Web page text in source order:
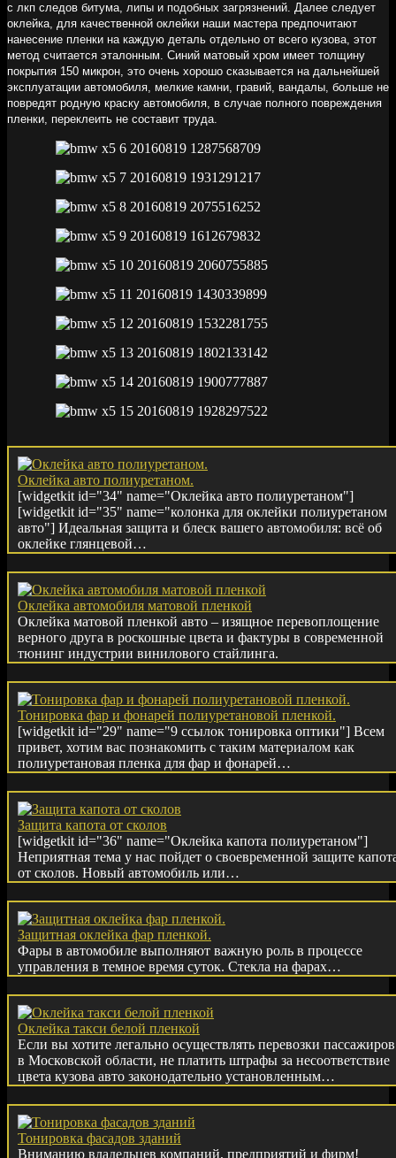
с лкп следов битума, липы и подобных загрязнений. Далее следует
оклейка, для качественной оклейки наши мастера предпочитают
нанесение пленки на каждую деталь отдельно от всего кузова, этот
метод считается эталонным. Синий матовый хром имеет толщину
покрытия 150 микрон, это очень хорошо сказывается на дальнейшей
эксплуатации автомобиля, мелкие камни, гравий, вандалы, больше не
повредят родную краску автомобиля, в случае полного повреждения
пленки, переклеить не составит труда.
Оклейка авто полиуретаном.
[widgetkit id="34" name="Оклейка авто полиуретаном"]
[widgetkit id="35" name="колонка для оклейки полиуретаном
авто"] Идеальная защита и блеск вашего автомобиля: всё об
оклейке глянцевой…
Оклейка автомобиля матовой пленкой
Оклейка матовой пленкой авто – изящное перевоплощение
верного друга в роскошные цвета и фактуры в современной
тюнинг индустрии винилового стайлинга.
Тонировка фар и фонарей полиуретановой пленкой.
[widgetkit id="29" name="9 ссылок тонировка оптики"] Всем
привет, хотим вас познакомить с таким материалом как
полиуретановая пленка для фар и фонарей…
Защита капота от сколов
[widgetkit id="36" name="Оклейка капота полиуретаном"]
Неприятная тема у нас пойдет о своевременной защите
от сколов. Новый автомобиль или…
Защитная оклейка фар пленкой.
Фары в автомобиле выполняют важную роль в процессе
управления в темное время суток. Стекла на фарах…
Оклейка такси белой пленкой
Если вы хотите легально осуществлять перевозки пассажиров
в Московской области, не платить штрафы за несоответствие
цвета кузова авто законодательно установленным…
Тонировка фасадов зданий
Вниманию владельцев компаний, предприятий и фирм!